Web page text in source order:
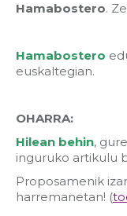
Hamabostero.
Hamabostero
euskaltegian.
OHARRA:
Hilean behin,
inguruko artikulu
Proposamenik
harremanetan! (